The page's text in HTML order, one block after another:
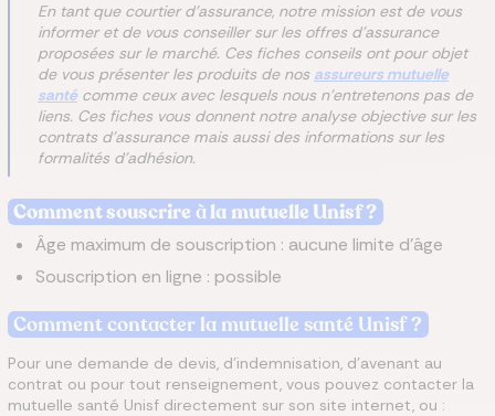
En tant que courtier d'assurance, notre mission est de vous
informer et de vous conseiller sur les offres d'assurance
proposées sur le marché. Ces fiches conseils ont pour objet
de vous présenter les produits de nos assureurs mutuelle
santé comme ceux avec lesquels nous n'entretenons pas de
liens. Ces fiches vous donnent notre analyse objective sur les
contrats d'assurance mais aussi des informations sur les
formalités d'adhésion.
Comment souscrire àla mutuelle Unisf​ ?
Âge maximum de souscription : aucune limite d'âge
Souscription en ligne : possible
Comment contacter la mutuelle santé Unisf ?
Pour une demande de devis, d'indemnisation, d'avenant au
contrat ou pour tout renseignement, vous pouvez contacter la
mutuelle santé Unisf directement sur son site internet, ou :